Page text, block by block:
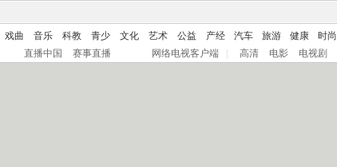
戏曲 音乐 科教 青少 文化 艺术 公益 产经 汽车 旅游 健康 时尚
直播中国 赛事直播 网络电视客户端 高清 电影 电视剧